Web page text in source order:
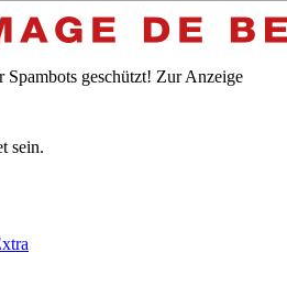
geschützt! Zur Anzeige
sein.